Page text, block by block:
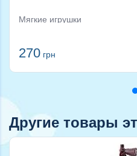
Мягкие игрушки
270 грн
Другие товары